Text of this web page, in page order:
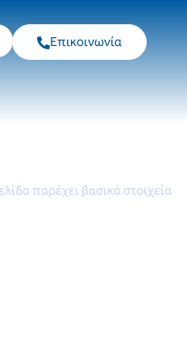
Επικοινωνία
παρέχει βασικά στοιχεία